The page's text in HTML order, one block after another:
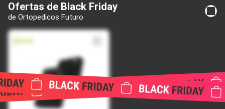
Ofertas de Black Friday
de Ortopedicos Futuro